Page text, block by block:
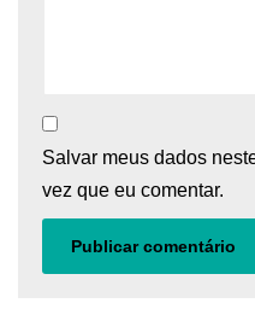
Salvar meus dados
vez que eu comentar.